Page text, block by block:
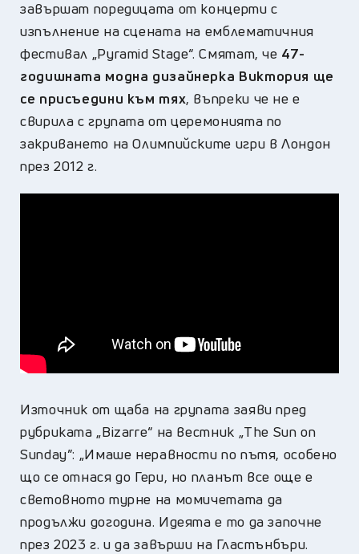
завършат поредицата от концерти с
изпълнение на сцената на емблематичния
фестивал „Pyramid Stage“. Смятат, че 47-
годишната модна дизайнерка Виктория ще
се присъедини към тях, въпреки че не е
свирила с групата от церемонията по
закриването на Олимпийските игри в Лондон
през 2012 г.
Източник от щаба на групата заяви пред
рубриката „Bizarre“ на вестник „The Sun on
Sunday”: „Имаше неравности по пътя, особено
що се отнася до Гери, но планът все още е
световното турне на момичетата да
продължи догодина. Идеята е то да започне
през 2023 г. и да завърши на Гластънбъри.